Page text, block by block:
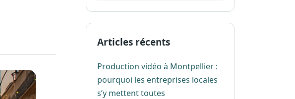
Articles récents
Production vidéo à Montpellier :
pourquoi les entreprises locales
s’y mettent toutes